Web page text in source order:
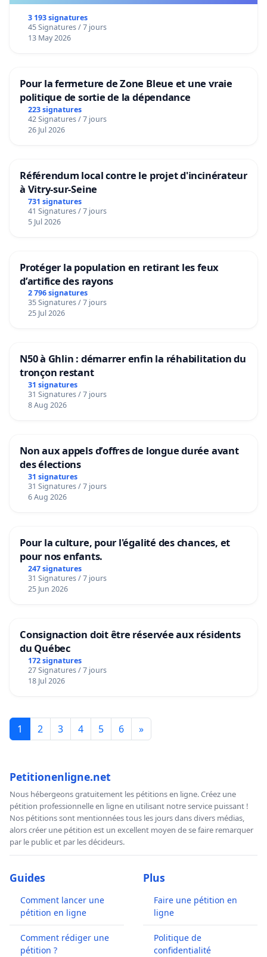
3 193 signatures
45 Signatures / 7 jours
13 May 2026
Pour la fermeture de Zone Bleue et une vraie
politique de sortie de la dépendance
223 signatures
42 Signatures / 7 jours
26 Jul 2026
Référendum local contre le projet d'incinérateur
à Vitry-sur-Seine
731 signatures
41 Signatures / 7 jours
5 Jul 2026
Protéger la population en retirant les feux
d’artifice des rayons
2 796 signatures
35 Signatures / 7 jours
25 Jul 2026
N50 à Ghlin : démarrer enfin la réhabilitation du
tronçon restant
31 signatures
31 Signatures / 7 jours
8 Aug 2026
Non aux appels d’offres de longue durée avant
des élections
31 signatures
31 Signatures / 7 jours
6 Aug 2026
Pour la culture, pour l'égalité des chances, et
pour nos enfants.
247 signatures
31 Signatures / 7 jours
25 Jun 2026
Consignaction doit être réservée aux résidents
du Québec
172 signatures
27 Signatures / 7 jours
18 Jul 2026
1 2 3 4 5 6 »
Petitionenligne.net
Nous hébergeons gratuitement les pétitions en ligne. Créez une
pétition professionnelle en ligne en utilisant notre service puissant !
Nos pétitions sont mentionnées tous les jours dans divers médias,
alors créer une pétition est un excellent moyen de se faire remarquer
par le public et par les décideurs.
Guides
Comment lancer une
pétition en ligne
Comment rédiger une
pétition ?
Plus
Faire une pétition en
ligne
Politique de
confidentialité